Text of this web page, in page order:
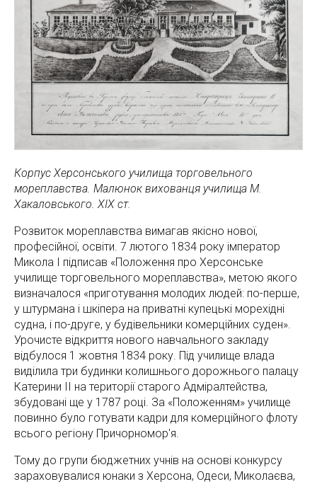
Корпус Херсонського училища торговельного
мореплавства. Малюнок вихованця училища М.
Хакаловського. ХІХ ст.
Розвиток мореплавства вимагав якісно нової,
професійної, освіти. 7 лютого 1834 року імператор
Микола І підписав «Положення про Херсонське
училище торговельного мореплавства», метою якого
визначалося «приготування молодих людей: по-перше,
у штурмана і шкіпера на приватні купецькі морехідні
судна, і по-друге, у будівельники комерційних суден».
Урочисте відкриття нового навчального закладу
відбулося 1 жовтня 1834 року. Під училище влада
виділила три будинки колишнього дорожнього палацу
Катерини ІІ на території старого Адміралтейства,
збудовані ще у 1787 році. За «Положенням» училище
повинно було готувати кадри для комерційного флоту
всього регіону Причорномор'я.
Тому до групи бюджетних учнів на основі конкурсу
зараховувалися юнаки з Херсона, Одеси, Миколаєва,